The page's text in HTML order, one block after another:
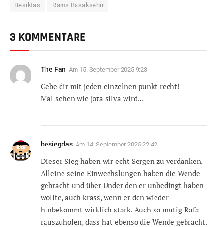
Besiktas Rams Basaksehir
3 KOMMENTARE
The Fan Am 15. September 2025 9:23
Gebe dir mit jeden einzelnen punkt recht!
Mal sehen wie jota silva wird…
besiegdas Am 14. September 2025 22:42
Dieser Sieg haben wir echt Sergen zu verdanken.
Alleine seine Einwechslungen haben die Wende
gebracht und über Ünder den er unbedingt haben
wollte, auch krass, wenn er den wieder
hinbekommt wirklich stark. Auch so mutig Rafa
rauszuholen, dass hat ebenso die Wende gebracht.